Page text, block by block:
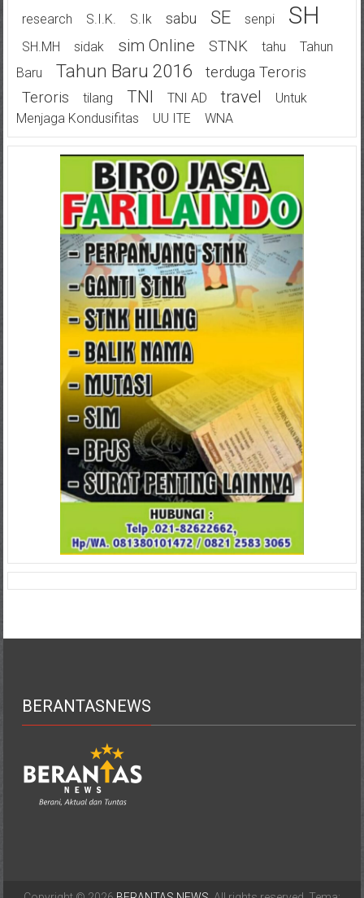
Research S.I.K. S.Ik Sabu SE Senpi SH
SH.MH Sidak Sim Online STNK Tahu
Tahun
Baru
Tahun Baru 2016
Terduga Teroris
Teroris
Tilang TNI TNI AD Travel
Untuk
Menjaga Kondusifitas
UU ITE WNA
BERANTASNEWS